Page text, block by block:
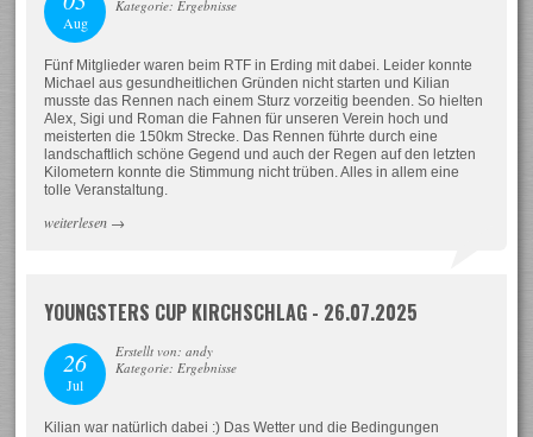
Aug
Kategorie: Ergebnisse
Fünf Mitglieder waren beim RTF in Erding mit dabei. Leider konnte
Michael aus gesundheitlichen Gründen nicht starten und Kilian
musste das Rennen nach einem Sturz vorzeitig beenden. So hielten
Alex, Sigi und Roman die Fahnen für unseren Verein hoch und
meisterten die 150km Strecke. Das Rennen führte durch eine
landschaftlich schöne Gegend und auch der Regen auf den letzten
Kilometern konnte die Stimmung nicht trüben. Alles in allem eine
tolle Veranstaltung.
weiterlesen →
YOUNGSTERS CUP KIRCHSCHLAG - 26.07.2025
26
Jul
Erstellt von: andy
Kategorie: Ergebnisse
Kilian war natürlich dabei :) Das Wetter und die Bedingungen